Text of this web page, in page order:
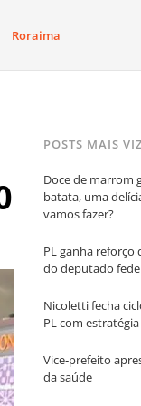
Vista e todo o estado
Roraima
POSTS MAIS
Doce de marrom
batata, uma
vamos fazer?
PL ganha reforço
do deputado
Nicoletti fecha
PL com
Vice‑prefeito
da saúde